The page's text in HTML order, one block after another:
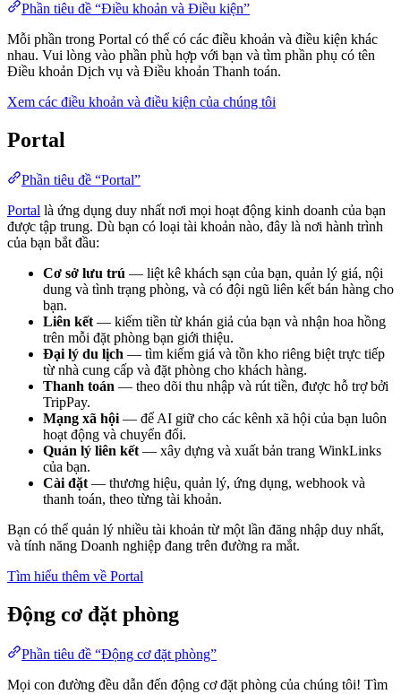
Phần tiêu đề “Điều khoản và Điều kiện”
Mỗi phần trong Portal có thể có các điều khoản và điều kiện khác
nhau. Vui lòng vào phần phù hợp với bạn và tìm phần phụ có tên
Điều khoản Dịch vụ và Điều khoản Thanh toán.
Xem các điều khoản và điều kiện của chúng tôi
Portal
Phần tiêu đề “Portal”
Portal là ứng dụng duy nhất nơi mọi hoạt động kinh doanh của bạn
được tập trung. Dù bạn có loại tài khoản nào, đây là nơi hành trình
của bạn bắt đầu:
Cơ sở lưu trú — liệt kê khách sạn của bạn, quản lý giá, nội
dung và tình trạng phòng, và có đội ngũ liên kết bán hàng cho
bạn.
Liên kết — kiếm tiền từ khán giả của bạn và nhận hoa hồng
trên mỗi đặt phòng bạn giới thiệu.
Đại lý du lịch — tìm kiếm giá và tồn kho riêng biệt trực tiếp
từ nhà cung cấp và đặt phòng cho khách hàng.
Thanh toán — theo dõi thu nhập và rút tiền, được hỗ trợ bởi
TripPay.
Mạng xã hội — để AI giữ cho các kênh xã hội của bạn luôn
hoạt động và chuyển đổi.
Quản lý liên kết — xây dựng và xuất bản trang WinkLinks
của bạn.
Cài đặt — thương hiệu, quản lý, ứng dụng, webhook và
thanh toán, theo từng tài khoản.
Bạn có thể quản lý nhiều tài khoản từ một lần đăng nhập duy nhất,
và tính năng Doanh nghiệp đang trên đường ra mắt.
Tìm hiểu thêm về Portal
Động cơ đặt phòng
Phần tiêu đề “Động cơ đặt phòng”
Mọi con đường đều dẫn đến động cơ đặt phòng của chúng tôi! Tìm